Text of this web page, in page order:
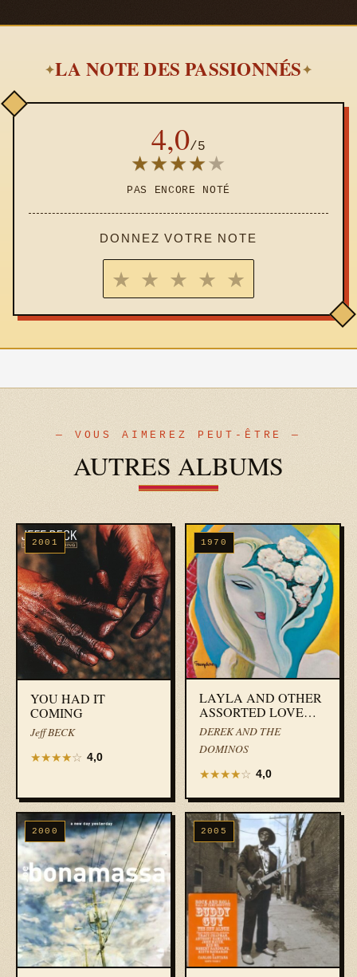
✦LA NOTE DES PASSIONNÉS✦
4,0/5
★★★★★
PAS ENCORE NOTÉ
DONNEZ VOTRE NOTE
★ ★ ★ ★ ★
— VOUS AIMEREZ PEUT-ÊTRE —
AUTRES ALBUMS
2001
YOU HAD IT
COMING
Jeff BECK
★★★★☆ 4,0
1970
LAYLA AND OTHER
ASSORTED LOVE
SONGS
DEREK AND THE
DOMINOS
★★★★☆ 4,0
2000 2005